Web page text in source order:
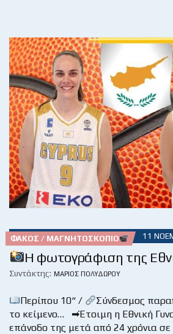
ΦΑΚΌΣ / ΜΑΓΝΗΤΟΣΚΌΠΙΟ 11
Η φωτογράφιση της
Συντάκτης: ΜΆΡΙΟΣ ΠΟΛΥΔΏΡΟΥ
Περίπου 10“ /
Σύνδεσμος
το κείμενο… ➡Έτοιμη η Εθνική
επάνοδο της μετά από 24 χρόνια